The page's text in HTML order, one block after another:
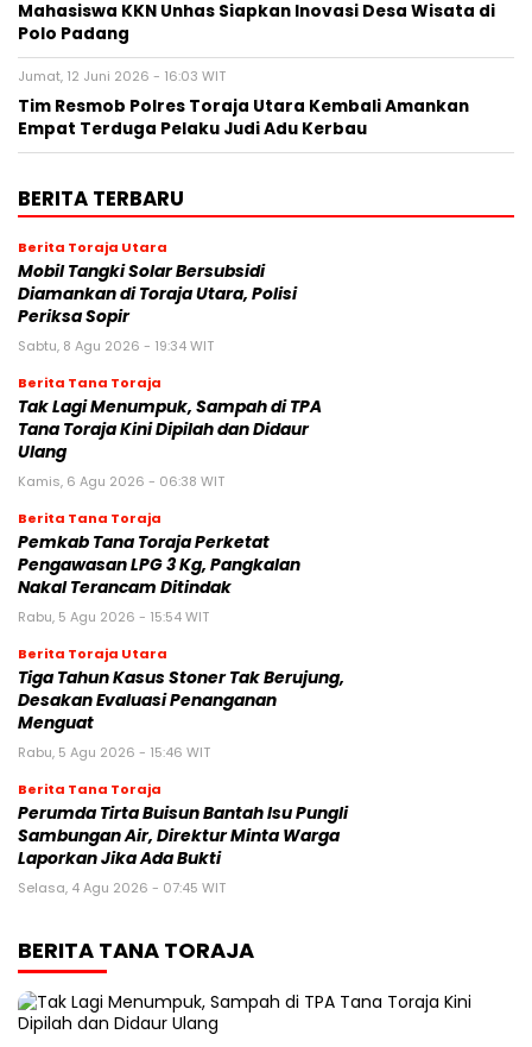
Mahasiswa KKN Unhas Siapkan Inovasi Desa Wisata di
Polo Padang
Jumat, 12 Juni 2026 - 16:03 WIT
Tim Resmob Polres Toraja Utara Kembali Amankan
Empat Terduga Pelaku Judi Adu Kerbau
BERITA TERBARU
Berita Toraja Utara
Mobil Tangki Solar Bersubsidi
Diamankan di Toraja Utara, Polisi
Periksa Sopir
Sabtu, 8 Agu 2026 - 19:34 WIT
Berita Tana Toraja
Tak Lagi Menumpuk, Sampah di TPA
Tana Toraja Kini Dipilah dan Didaur
Ulang
Kamis, 6 Agu 2026 - 06:38 WIT
Berita Tana Toraja
Pemkab Tana Toraja Perketat
Pengawasan LPG 3 Kg, Pangkalan
Nakal Terancam Ditindak
Rabu, 5 Agu 2026 - 15:54 WIT
Berita Toraja Utara
Tiga Tahun Kasus Stoner Tak Berujung,
Desakan Evaluasi Penanganan
Menguat
Rabu, 5 Agu 2026 - 15:46 WIT
Berita Tana Toraja
Perumda Tirta Buisun Bantah Isu Pungli
Sambungan Air, Direktur Minta Warga
Laporkan Jika Ada Bukti
Selasa, 4 Agu 2026 - 07:45 WIT
BERITA TANA TORAJA